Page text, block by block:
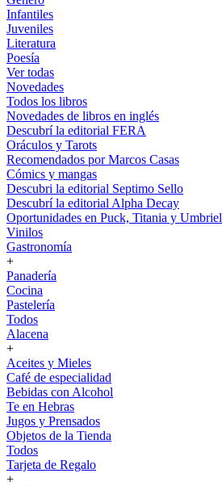
Infantiles
Juveniles
Literatura
Poesía
Ver todas
Novedades
Todos los libros
Novedades de libros en inglés
Descubrí la editorial FERA
Oráculos y Tarots
Recomendados por Marcos Casas
Cómics y mangas
Descubri la editorial Septimo Sello
Descubrí la editorial Alpha Decay
Oportunidades en Puck, Titania y Umbriel
Vinilos
Gastronomía
+
Panadería
Cocina
Pastelería
Todos
Alacena
+
Aceites y Mieles
Café de especialidad
Bebidas con Alcohol
Te en Hebras
Jugos y Prensados
Objetos de la Tienda
Todos
Tarjeta de Regalo
+